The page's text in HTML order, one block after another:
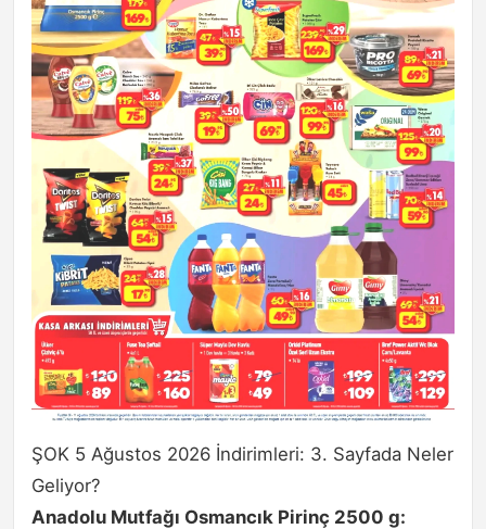
ŞOK 5 Ağustos 2026 İndirimleri: 3. Sayfada Neler
Geliyor?
Anadolu Mutfağı Osmancık Pirinç 2500 g: